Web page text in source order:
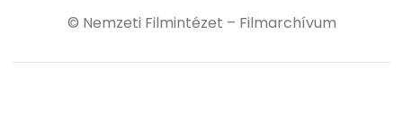
© Nemzeti Filmintézet – Filmarchívum